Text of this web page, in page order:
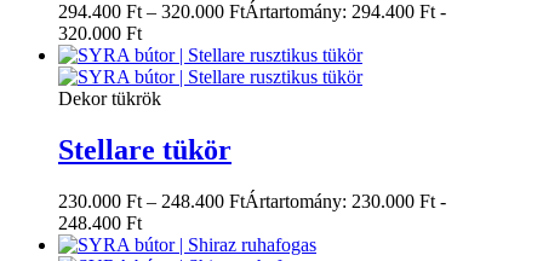
294.400 Ft – 320.000 FtÁrtartomány: 294.400 Ft -
320.000 Ft
Dekor tükrök
Stellare tükör
230.000 Ft – 248.400 FtÁrtartomány: 230.000 Ft -
248.400 Ft